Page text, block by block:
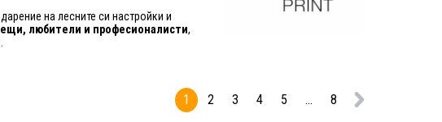
на лесните си настройки и
любители и професионалисти,
1
2 3 4 5 ... 8